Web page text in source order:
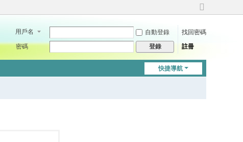
切
到
用戶名 自動登錄
找回密碼
密碼
登錄 註冊
快捷導航